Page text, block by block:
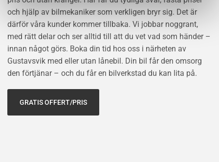
och hjälp av bilmekaniker som verkligen bryr sig. Det är
därför våra kunder kommer tillbaka. Vi jobbar noggrant,
med rätt delar och ser alltid till att du vet vad som händer –
innan något görs. Boka din tid hos oss i närheten av
Gustavsvik med eller utan lånebil. Din bil får den omsorg
den förtjänar – och du får en bilverkstad du kan lita på.
GRATIS OFFERT/PRIS